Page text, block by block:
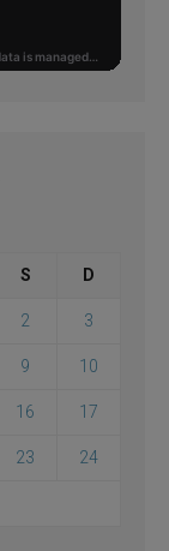
S D
2 3
9 10
16 17
23 24